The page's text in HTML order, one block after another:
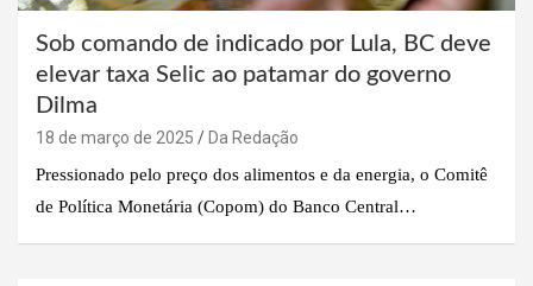
Sob comando de indicado por Lula, BC deve
elevar taxa Selic ao patamar do governo
Dilma
18 de março de 2025
Da Redação
Pressionado pelo preço dos alimentos e da energia, o Comitê
de Política Monetária (Copom) do Banco Central…